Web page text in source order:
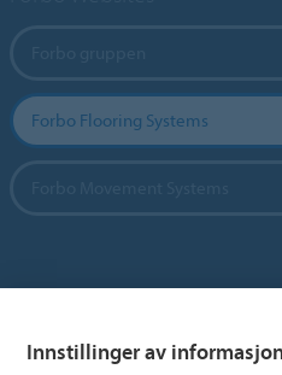
Forbo Flooring Systems
Hjemmeside per land
Velg land
Innstillinger av